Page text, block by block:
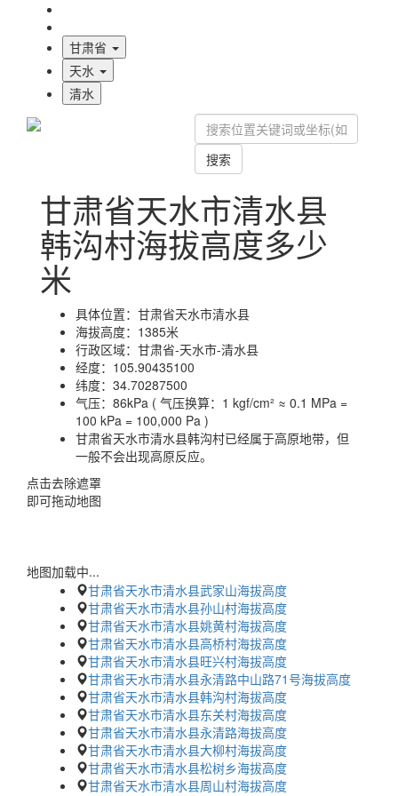
甘肃省
天水
清水
搜索
甘肃省天水市清水县
韩沟村海拔高度多少
米
具体位置： 甘肃省天水市清水县
海拔高度： 1385米
行政区域： 甘肃省-天水市-清水县
经度： 105.90435100
纬度： 34.70287500
气压： 86kPa ( 气压换算：1 kgf/cm² ≈ 0.1 MPa =
100 kPa = 100,000 Pa )
甘肃省天水市清水县韩沟村已经属于高原地带，但
一般不会出现高原反应。
点击去除遮罩
即可拖动地图
地图加载中...
甘肃省天水市清水县武家山海拔高度
甘肃省天水市清水县孙山村海拔高度
甘肃省天水市清水县姚黄村海拔高度
甘肃省天水市清水县高桥村海拔高度
甘肃省天水市清水县旺兴村海拔高度
甘肃省天水市清水县永清路中山路71号海拔高度
甘肃省天水市清水县韩沟村海拔高度
甘肃省天水市清水县东关村海拔高度
甘肃省天水市清水县永清路海拔高度
甘肃省天水市清水县大柳村海拔高度
甘肃省天水市清水县松树乡海拔高度
甘肃省天水市清水县周山村海拔高度